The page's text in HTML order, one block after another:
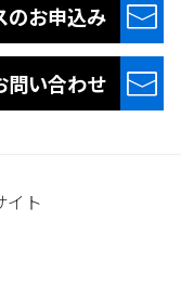
のお申込み
問い合わせ
イト